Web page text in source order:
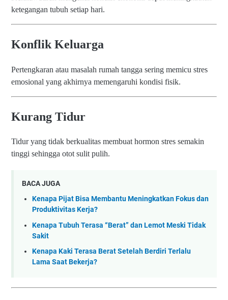
ketegangan tubuh setiap hari.
Konflik Keluarga
Pertengkaran atau masalah rumah tangga sering memicu stres
emosional yang akhirnya memengaruhi kondisi fisik.
Kurang Tidur
Tidur yang tidak berkualitas membuat hormon stres semakin
tinggi sehingga otot sulit pulih.
BACA JUGA
Kenapa Pijat Bisa Membantu Meningkatkan Fokus dan
Produktivitas Kerja?
Kenapa Tubuh Terasa “Berat” dan Lemot Meski Tidak
Sakit
Kenapa Kaki Terasa Berat Setelah Berdiri Terlalu
Lama Saat Bekerja?